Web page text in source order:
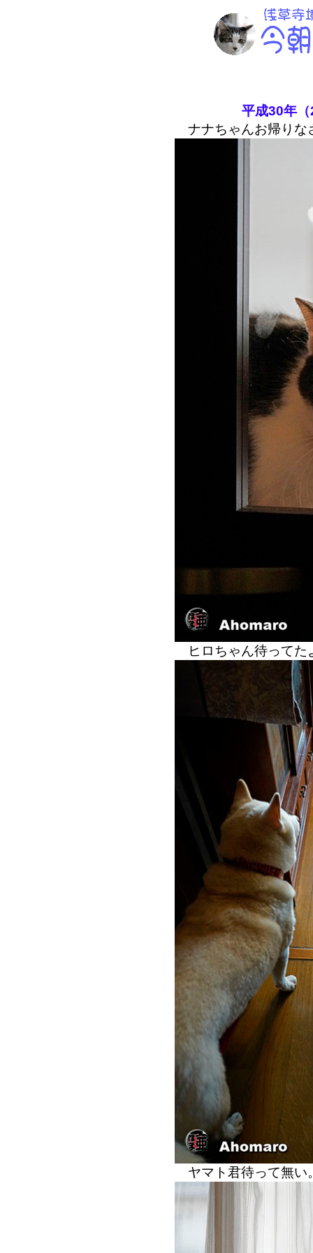
平成30年
ナナちゃんお帰りな
ヒロちゃん待ってた
ヤマト君待って無